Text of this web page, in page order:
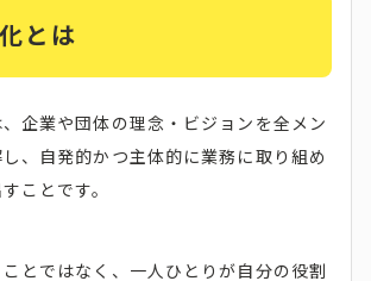
とは
企業や団体の理念・ビジョンを全メン
、自発的かつ主体的に業務に取り組め
ことです。
とではなく、一人ひとりが自分の役割